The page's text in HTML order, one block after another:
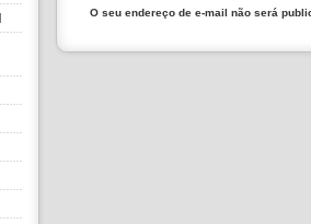
O seu endereço de e-mail não será